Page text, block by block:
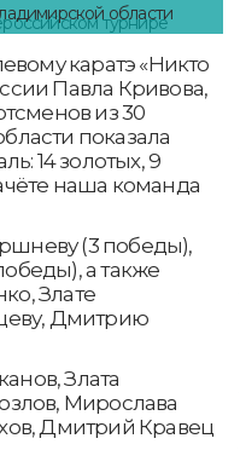
области
каратэ «Никто
Павла Кривова,
из 30
показала
14 золотых, 9
наша команда
(3 победы),
а также
Злате
Дмитрию
Злата
Мирослава
Дмитрий Кравец